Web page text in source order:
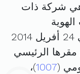
هي شركة ذات
. تم تأسيسها في 24 أفريل 2014
مقرها الرئيسي
1007)،